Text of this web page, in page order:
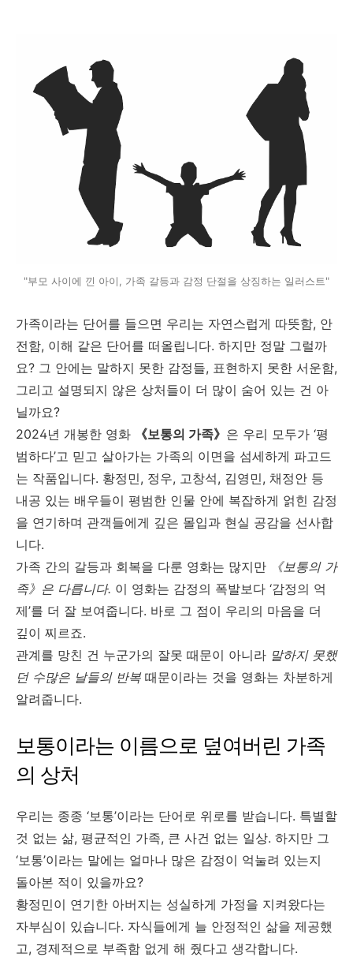
"부모 사이에 낀 아이, 가족 갈등과 감정 단절을 상징하는 일러스트"
가족이라는 단어를 들으면 우리는 자연스럽게 따뜻함, 안
전함, 이해 같은 단어를 떠올립니다. 하지만 정말 그럴까
요? 그 안에는 말하지 못한 감정들, 표현하지 못한 서운함,
그리고 설명되지 않은 상처들이 더 많이 숨어 있는 건 아
닐까요?
2024년 개봉한 영화
《보통의 가족》 은 우리 모두가 ‘평
범하다’고 믿고 살아가는 가족의 이면을 섬세하게 파고드
는 작품입니다. 황정민, 정우, 고창석, 김영민, 채정안 등
내공 있는 배우들이 평범한 인물 안에 복잡하게 얽힌 감정
을 연기하며 관객들에게 깊은 몰입과 현실 공감을 선사합
니다.
가족 간의 갈등과 회복을 다룬 영화는 많지만
《보통의 가
족》은 다릅니다. 이 영화는 감정의 폭발보다 ‘감정의 억
제’를 더 잘 보여줍니다. 바로 그 점이 우리의 마음을 더
깊이 찌르죠.
관계를 망친 건 누군가의 잘못 때문이 아니라 말하지 못했
던 수많은 날들의 반복 때문이라는 것을 영화는 차분하게
알려줍니다.
보통이라는 이름으로 덮여버린 가족
의 상처
우리는 종종 ‘보통’이라는 단어로 위로를 받습니다. 특별할
것 없는 삶, 평균적인 가족, 큰 사건 없는 일상. 하지만 그
‘보통’이라는 말에는 얼마나 많은 감정이 억눌려 있는지
돌아본 적이 있을까요?
황정민이 연기한 아버지는 성실하게 가정을 지켜왔다는
자부심이 있습니다. 자식들에게 늘 안정적인 삶을 제공했
고, 경제적으로 부족함 없게 해 줬다고 생각합니다.